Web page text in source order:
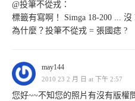
@投筆不從戎：
標籤有寫啊！ Simga 18-200 ... 沒
為什麼？投筆不從戎 = 張國痣 ?
may144
2010 23 2 月 日 at 下午 2:57
您好~~不知您的照片有沒有版權